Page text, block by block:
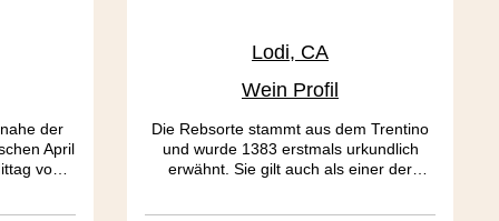
der
April
von
Lodi, CA
Wein Profil
Die Rebsorte stammt aus dem Trentino
und wurde 1383 erstmals urkundlich
erwähnt. Sie gilt auch als einer der